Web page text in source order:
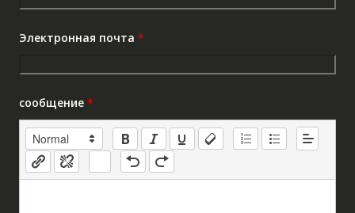
Электронная почта *
сообщение *